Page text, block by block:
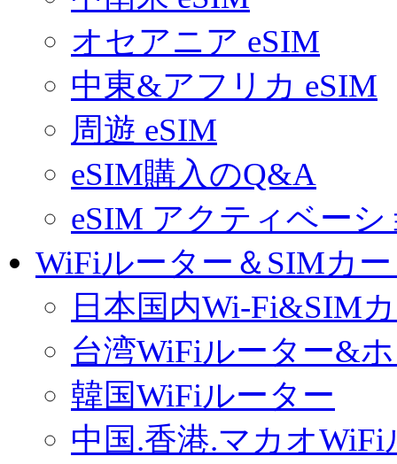
オセアニア eSIM
中東&アフリカ eSIM
周遊 eSIM
eSIM購入のQ&A
eSIM アクティベー
WiFiルーター＆SIMカ
日本国内Wi-Fi&SIM
台湾WiFiルーター&
韓国WiFiルーター
中国.香港.マカオWiFi